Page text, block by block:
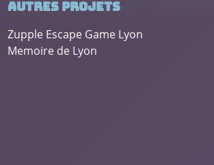
Autres projets
Zupple Escape Game Lyon
Memoire de Lyon